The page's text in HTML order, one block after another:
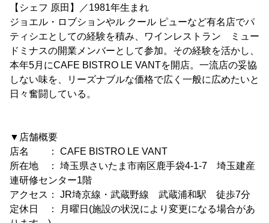
【シェフ 原田】／1981年生まれ
ジョエル・ロブションやル クール ピューなど有名店でパ
ティシエとしての経験を積み、ワインレストラン ミュー
ドミナスの開業メンバーとして参加。その経験を活かし、
本年5月にCAFE BISTRO LE VANTを開店。一流店の妥協
しない味を、リーズナブルな価格で広く一般に広めたいと
日々奮闘している。
▼店舗概要
店名 ： CAFE BISTRO LE VANT
所在地 ： 埼玉県さいたま市南区鹿手袋4-1-7 埼玉建産
連研修センター1階
アクセス： JR埼京線・武蔵野線 武蔵浦和駅 徒歩7分
定休日 ： 月曜日(施設の状況により変更になる場合があ